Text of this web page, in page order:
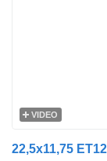
VIDEO
22,5x11,75